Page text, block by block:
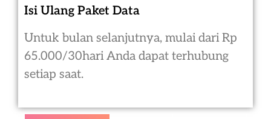
Isi Ulang Paket Data
Untuk bulan selanjutnya, mulai dari Rp
65.000/30hari Anda dapat terhubung
setiap saat.